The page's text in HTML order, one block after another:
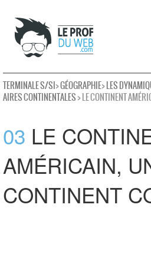
TERMINALE S/SI>GÉOGRAPHIE>LES
AIRES CONTINENTALES> LE CONTINENT
03 LE
AMÉRICAIN,
CONTINENT